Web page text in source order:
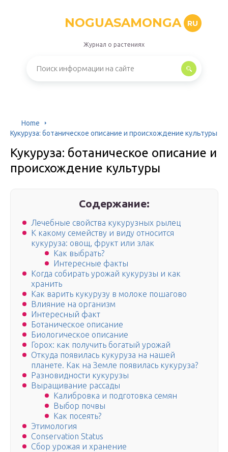
NOGUASAMONGA RU
Журнал о растениях
Home
Кукуруза: ботаническое описание и происхождение культуры
Кукуруза: ботаническое описание и
происхождение культуры
Содержание:
Лечебные свойства кукурузных рылец
К какому семейству и виду относится
кукуруза: овощ, фрукт или злак
Как выбрать?
Интересные факты
Когда собирать урожай кукурузы и как
хранить
Как варить кукурузу в молоке пошагово
Влияние на организм
Интересный факт
Ботаническое описание
Биологическое описание
Горох: как получить богатый урожай
Откуда появилась кукуруза на нашей
планете. Как на Земле появилась кукуруза?
Разновидности кукурузы
Выращивание рассады
Калибровка и подготовка семян
Выбор почвы
Как посеять?
Этимология
Conservation Status
Сбор урожая и хранение